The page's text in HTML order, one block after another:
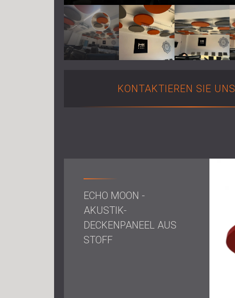
KONTAKTIEREN SIE UNS
ECHO MOON -
AKUSTIK-
DECKENPANEEL AUS
STOFF